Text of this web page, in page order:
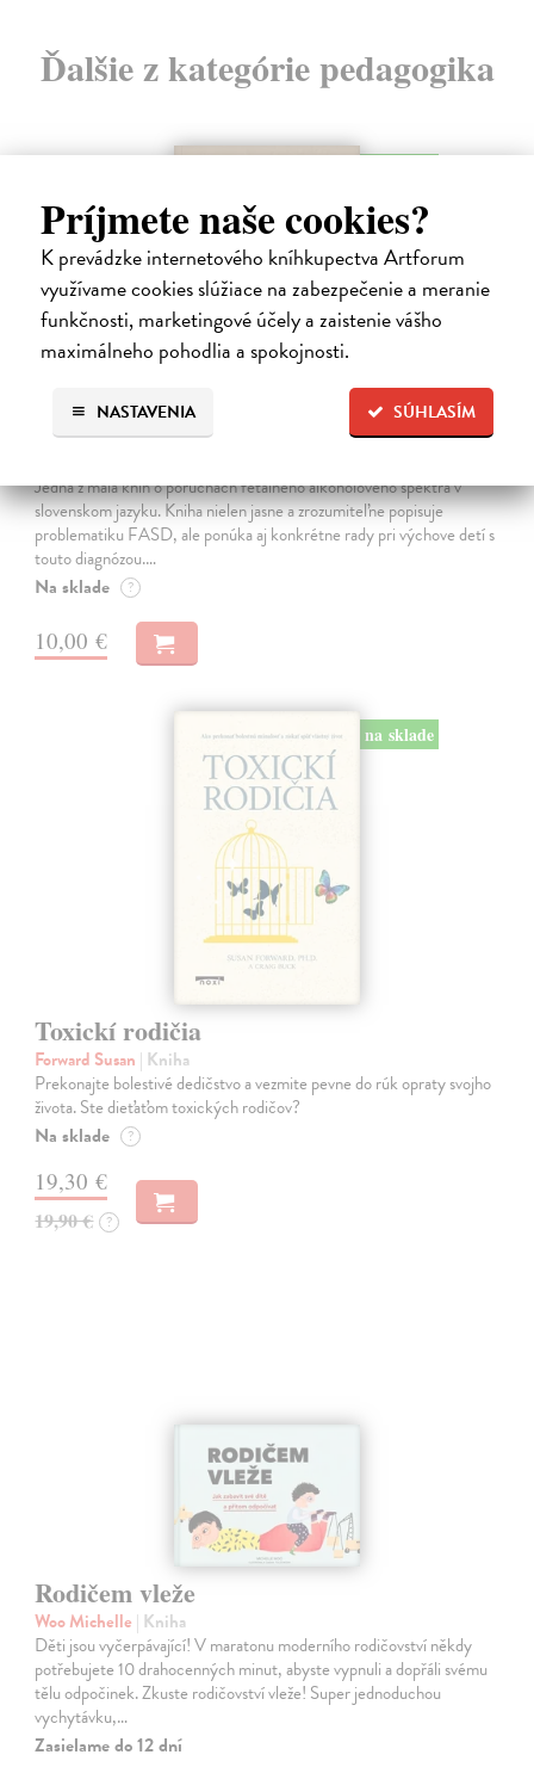
Príjmete naše cookies?
K prevádzke internetového kníhkupectva Artforum
využívame cookies slúžiace na zabezpečenie a meranie
funkčnosti, marketingové účely a zaistenie vášho
maximálneho pohodlia a spokojnosti.
SÚHLASÍM
NASTAVENIA
Ďalšie z kategórie pedagogika
Ako byť rodičom dieťaťa s FASD
Jedna z mála kníh o poruchách fetálneho alkoholového spektra v
slovenskom jazyku. Kniha nielen jasne a zrozumiteľne popisuje
problematiku FASD, ale ponúka aj konkrétne rady pri výchove detí s
touto diagnózou.…
Na sklade ?
10,00 €
na sklade
Toxickí rodičia
Forward Susan | Kniha
Prekonajte bolestivé dedičstvo a vezmite pevne do rúk opraty svojho
života. Ste dieťaťom toxických rodičov?
Na sklade ?
19,30 €
19,90 € ?
Rodičem vleže
Woo Michelle | Kniha
Děti jsou vyčerpávající! V maratonu moderního rodičovství někdy
potřebujete 10 drahocenných minut, abyste vypnuli a dopřáli svému
tělu odpočinek. Zkuste rodičovství vleže! Super jednoduchou
vychytávku,…
Zasielame do 12 dní